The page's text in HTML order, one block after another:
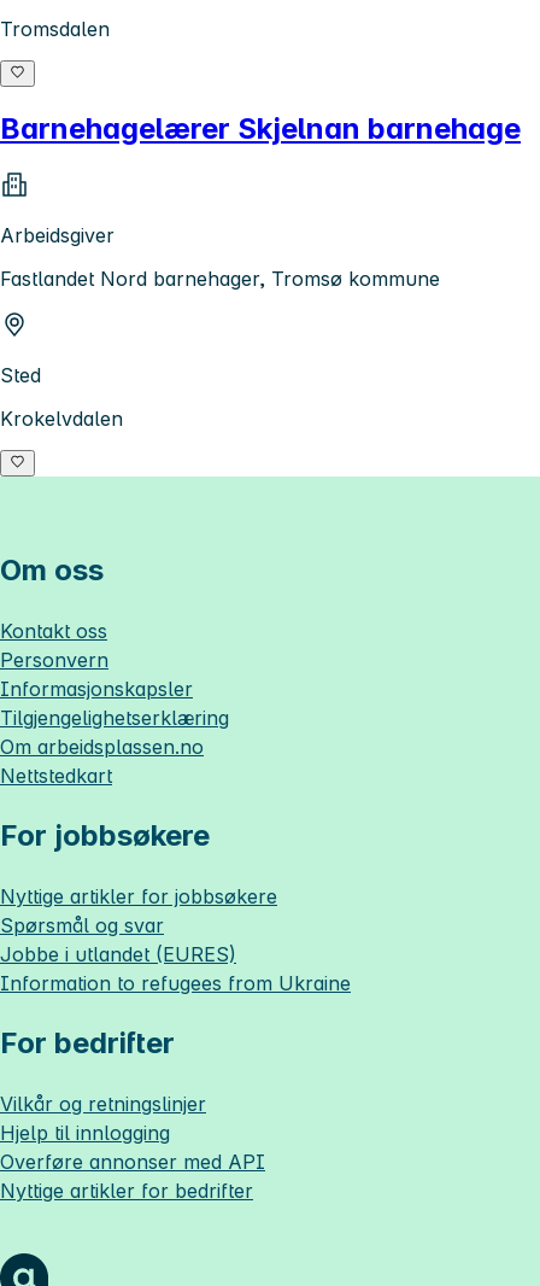
Tromsdalen
Barnehagelærer Skjelnan barnehage
Arbeidsgiver
Fastlandet Nord barnehager, Tromsø kommune
Sted
Krokelvdalen
Om oss
Kontakt oss
Personvern
Informasjonskapsler
Tilgjengelighetserklæring
Om arbeidsplassen.no
Nettstedkart
For jobbsøkere
Nyttige artikler for jobbsøkere
Spørsmål og svar
Jobbe i utlandet (EURES)
Information to refugees from Ukraine
For bedrifter
Vilkår og retningslinjer
Hjelp til innlogging
Overføre annonser med API
Nyttige artikler for bedrifter